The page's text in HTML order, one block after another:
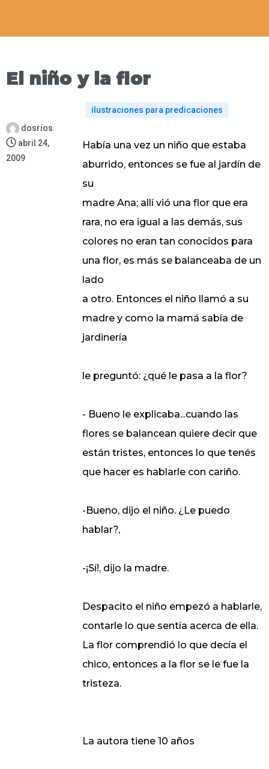
El niño y la flor
dosrios
abril 24,
2009
ilustraciones para predicaciones
Había una vez un niño que estaba
aburrido, entonces se fue al jardín de
su
madre Ana; allí vió una flor que era
rara, no era igual a las demás, sus
colores no eran tan conocidos para
una flor, es más se balanceaba de un
lado
a otro. Entonces el niño llamó a su
madre y como la mamá sabía de
jardinería
le preguntó: ¿qué le pasa a la flor?
- Bueno le explicaba...cuando las
flores se balancean quiere decir que
están tristes, entonces lo que tenés
que hacer es hablarle con cariño.
-Bueno, dijo el niño. ¿Le puedo
hablar?,
-¡Sí!, dijo la madre.
Despacito el niño empezó a hablarle,
contarle lo que sentía acerca de ella.
La flor comprendió lo que decía el
chico, entonces a la flor se le fue la
tristeza.
La autora tiene 10 años